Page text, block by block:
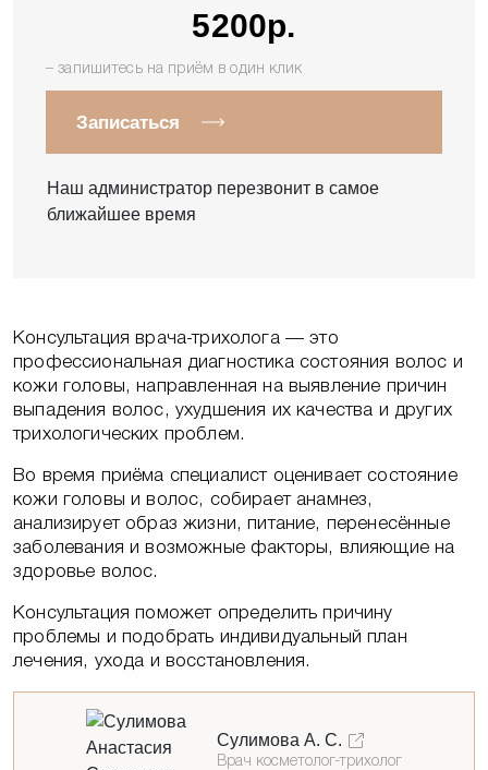
5200р.
– запишитесь на приём в один клик
Записаться
Наш администратор перезвонит в самое
ближайшее время
Консультация врача-трихолога — это
профессиональная диагностика состояния волос и
кожи головы, направленная на выявление причин
выпадения волос, ухудшения их качества и других
трихологических проблем.
Во время приёма специалист оценивает состояние
кожи головы и волос, собирает анамнез,
анализирует образ жизни, питание, перенесённые
заболевания и возможные факторы, влияющие на
здоровье волос.
Консультация поможет определить причину
проблемы и подобрать индивидуальный план
лечения, ухода и восстановления.
Сулимова А. С.
Врач косметолог-трихолог
данных и принимаю условия
Задайте свой вопрос
Если возникли вопросы, мы с радостью, и
Пожалуйста, представьтесь, как к Вам обращаться
Никакой рекламы и спама